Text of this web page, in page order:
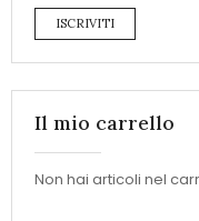
ISCRIVITI
Il mio carrello
Non hai articoli nel